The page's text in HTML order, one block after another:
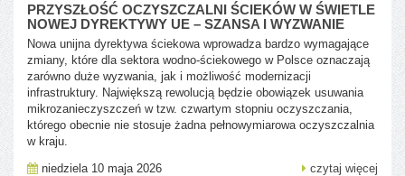
PRZYSZŁOŚĆ OCZYSZCZALNI ŚCIEKÓW W ŚWIETLE
NOWEJ DYREKTYWY UE – SZANSA I WYZWANIE
Nowa unijna dyrektywa ściekowa wprowadza bardzo wymagające
zmiany, które dla sektora wodno-ściekowego w Polsce oznaczają
zarówno duże wyzwania, jak i możliwość modernizacji
infrastruktury. Największą rewolucją będzie obowiązek usuwania
mikrozanieczyszczeń w tzw. czwartym stopniu oczyszczania,
którego obecnie nie stosuje żadna pełnowymiarowa oczyszczalnia
w kraju.
niedziela 10 maja 2026
czytaj więcej